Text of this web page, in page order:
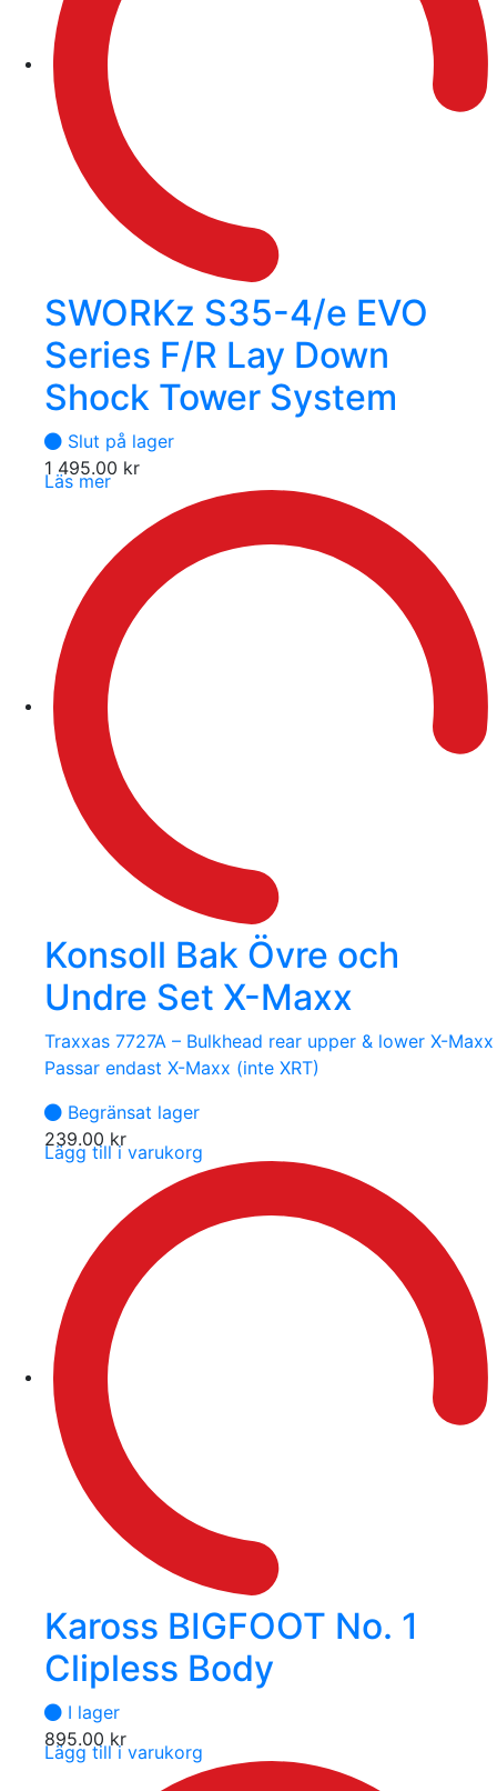
SWORKz S35-4/e EVO
Series F/R Lay Down
Shock Tower System
Slut på lager
1 495.00 kr
Läs mer
Konsoll Bak Övre och
Undre Set X-Maxx
Traxxas 7727A – Bulkhead rear upper & lower X-Maxx
Passar endast X-Maxx (inte XRT)
Begränsat lager
239.00 kr
Lägg till i varukorg
Kaross BIGFOOT No. 1
Clipless Body
I lager
895.00 kr
Lägg till i varukorg